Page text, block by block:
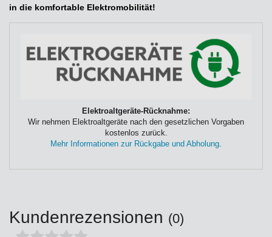
in die komfortable Elektromobilität!
Elektroaltgeräte-Rücknahme:
Wir nehmen Elektroaltgeräte nach den gesetzlichen Vorgaben
kostenlos zurück.
Mehr Informationen zur Rückgabe und Abholung.
Kundenrezensionen (0)